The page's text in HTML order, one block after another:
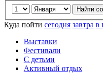
Куда пойти сегодня завтра в
Выставки
Фестивали
С детьми
Активный отдых